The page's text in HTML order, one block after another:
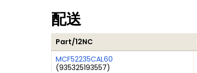
配送
Part/12NC
MCF52235CAL60
(935325193557)